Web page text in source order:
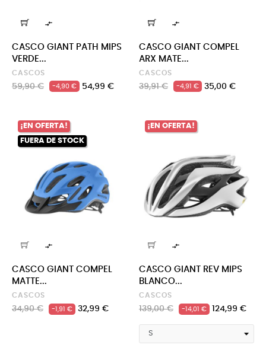

CASCO GIANT PATH MIPS
VERDE...
CASCOS
Precio
59,90 € -4,90 € Precio
54,99 €

CASCO GIANT COMPEL
ARX MATE...
CASCOS
Precio
39,91 € -4,91 € Precio
35,00 €
¡EN OFERTA!
FUERA DE STOCK

CASCO GIANT COMPEL
MATTE...
CASCOS
Precio
34,90 € -1,91 € Precio
32,99 €
¡EN OFERTA!

CASCO GIANT REV MIPS
BLANCO...
CASCOS
Precio
139,00 € -14,01 € Precio
124,99 €